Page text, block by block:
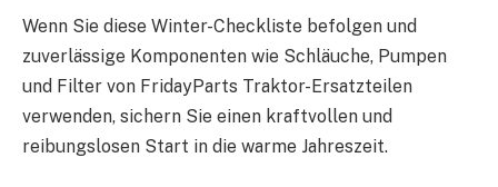
Wenn Sie diese Winter-Checkliste befolgen und
zuverlässige Komponenten wie Schläuche, Pumpen
und Filter von FridayParts Traktor-Ersatzteilen
verwenden, sichern Sie einen kraftvollen und
reibungslosen Start in die warme Jahreszeit.